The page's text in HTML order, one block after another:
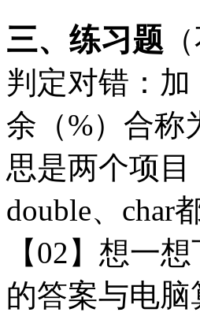
三、练习题
判定对错：
余（%）合称
思是两个项目
double、char
【02】想一
的答案与电